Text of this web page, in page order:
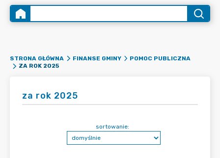
STRONA GŁÓWNA FINANSE GMINY
POMOC PUBLICZNA
ZA ROK 2025
za rok 2025
sortowanie: